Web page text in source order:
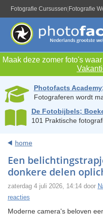
Fotografie Cursussen Fotografie
Maak deze zomer foto's
Photofacts
Fotograferen wordt
De Fotobijbels;
101 Praktische
home
Een
donkere delen
zaterdag 4 juli 2026, 14:14 door
reacties
Moderne camera's beloven